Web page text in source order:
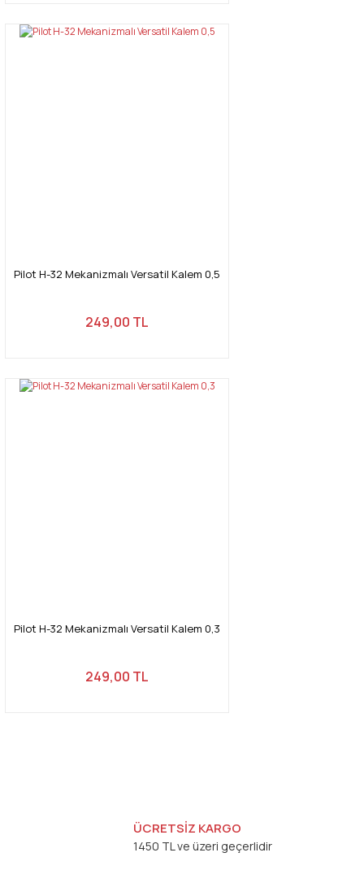
Pilot H-32 Mekanizmalı Versatil Kalem 0,5
249,00 TL
Pilot H-32 Mekanizmalı Versatil Kalem 0,3
249,00 TL
ÜCRETSİZ KARGO
1450 TL ve üzeri geçerlidir